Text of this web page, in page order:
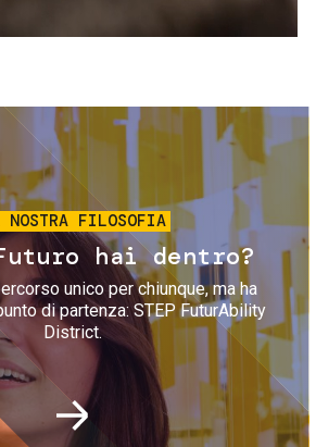
Immagine
NOSTRA FILOSOFIA
hai dentro?
unico per chiunque, ma ha
di partenza: STEP FuturAbility
District.